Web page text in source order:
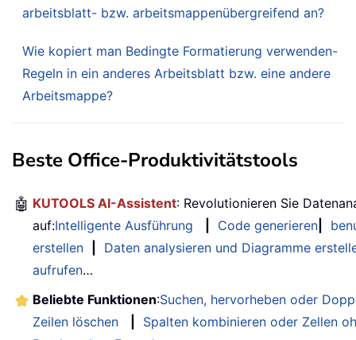
arbeitsblatt- bzw. arbeitsmappenübergreifend an?
Wie kopiert man Bedingte Formatierung verwenden-
Regeln in ein anderes Arbeitsblatt bzw. eine andere
Arbeitsmappe?
Beste Office-Produktivitätstools
🤖 KUTOOLS AI-Assistent: Revolutionieren Sie
auf:Intelligente Ausführung Code generieren
erstellen
Daten analysieren und Diagramme
aufrufen…
Beliebte Funktionen:Suchen, hervorheben oder
Zeilen löschen
Spalten kombinieren oder Zellen